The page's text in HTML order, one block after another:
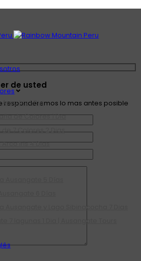
Iris 1 Dia
de Colores 1 Dia
7 Colores 2 Dias
Iris 4 Dias
Ausangate y Lago Sibinacocha 7 Dias
7 lagunas 1 Dia | Ausangate Tours
de usted
responderemos lo mas antes posible